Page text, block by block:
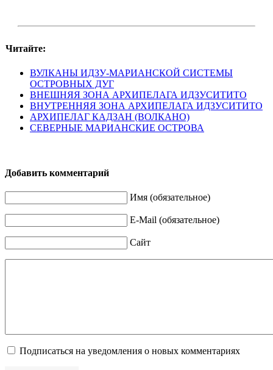
Читайте:
ВУЛКАНЫ ИДЗУ-МАРИАНСКОЙ СИСТЕМЫ
ОСТРОВНЫХ ДУГ
ВНЕШНЯЯ ЗОНА АРХИПЕЛАГА ИДЗУСИТИТО
ВНУТРЕННЯЯ ЗОНА АРХИПЕЛАГА ИДЗУСИТИТО
АРХИПЕЛАГ КАДЗАН (ВОЛКАНО)
СЕВЕРНЫЕ МАРИАНСКИЕ ОСТРОВА
Добавить комментарий
Имя (обязательное)
E-Mail (обязательное)
Сайт
Подписаться на уведомления о новых комментариях